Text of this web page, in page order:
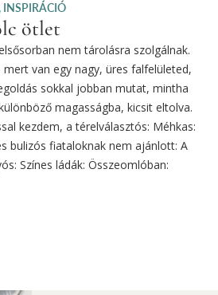
INSPIRÁCIÓ
ötlet
nem tárolásra szolgálnak.
van egy nagy, üres falfelületed,
sokkal jobban mutat, mintha
magasságba, kicsit eltolva.
kezdem, a térelválasztós: Méhkas:
bulizós fiataloknak nem ajánlott: A
Színes ládák: Összeomlóban: